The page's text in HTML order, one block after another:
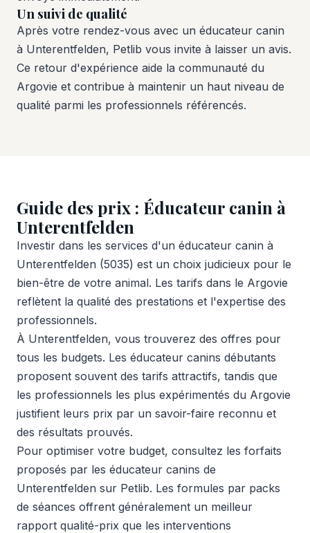
Un suivi de qualité
Après votre rendez-vous avec un éducateur canin
à Unterentfelden, Petlib vous invite à laisser un avis.
Ce retour d'expérience aide la communauté du
Argovie et contribue à maintenir un haut niveau de
qualité parmi les professionnels référencés.
Guide des prix : Éducateur canin à
Unterentfelden
Investir dans les services d'un éducateur canin à
Unterentfelden (5035) est un choix judicieux pour le
bien-être de votre animal. Les tarifs dans le Argovie
reflètent la qualité des prestations et l'expertise des
professionnels.
À Unterentfelden, vous trouverez des offres pour
tous les budgets. Les éducateur canins débutants
proposent souvent des tarifs attractifs, tandis que
les professionnels les plus expérimentés du Argovie
justifient leurs prix par un savoir-faire reconnu et
des résultats prouvés.
Pour optimiser votre budget, consultez les forfaits
proposés par les éducateur canins de
Unterentfelden sur Petlib. Les formules par packs
de séances offrent généralement un meilleur
rapport qualité-prix que les interventions